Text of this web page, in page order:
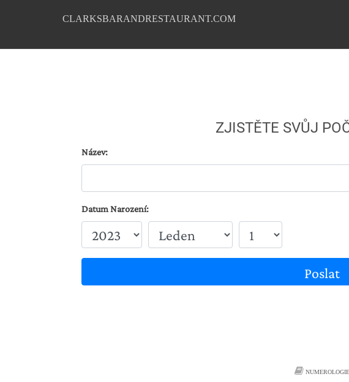
CLARKSBARANDRESTAURANT.COM
ZJISTĚTE SVŮJ
Název:
Datum Narození:
Poslat
NUMEROLOGIE